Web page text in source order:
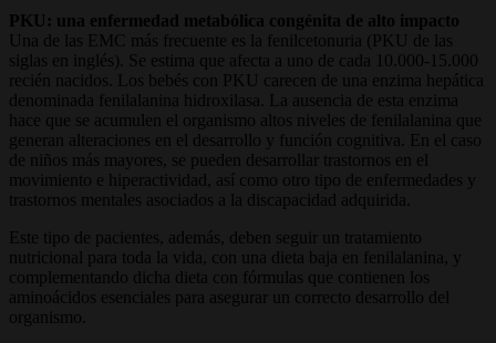
PKU: una enfermedad metabólica congénita de alto impacto
Una de las EMC más frecuente es la fenilcetonuria (PKU de las
siglas en inglés). Se estima que afecta a uno de cada 10.000-15.000
recién nacidos. Los bebés con PKU carecen de una enzima hepática
denominada fenilalanina hidroxilasa. La ausencia de esta enzima
hace que se acumulen el organismo altos niveles de fenilalanina que
generan alteraciones en el desarrollo y función cognitiva. En el caso
de niños más mayores, se pueden desarrollar trastornos en el
movimiento e hiperactividad, así como otro tipo de enfermedades y
trastornos mentales asociados a la discapacidad adquirida.
Este tipo de pacientes, además, deben seguir un tratamiento
nutricional para toda la vida, con una dieta baja en fenilalanina, y
complementando dicha dieta con fórmulas que contienen los
aminoácidos esenciales para asegurar un correcto desarrollo del
organismo.